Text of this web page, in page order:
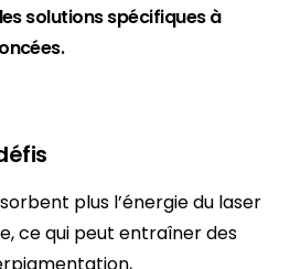
solutions spécifiques à
plus l’énergie du laser
ce qui peut entraîner des